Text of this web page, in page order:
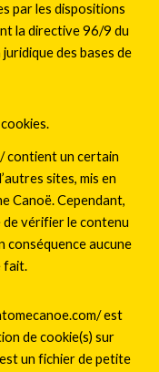
par les dispositions
la directive 96/9 du
des bases de
contient un certain
sites, mis en
Canoë. Cependant,
de vérifier le contenu
conséquence aucune
fait.
est
de cookie(s) sur
un fichier de petite